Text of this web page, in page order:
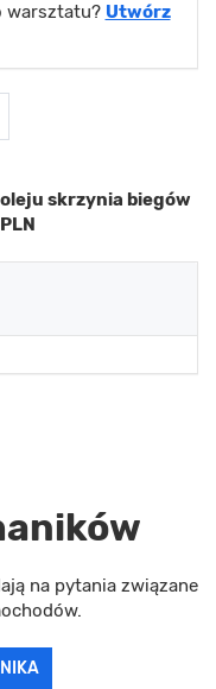
warsztatu? Utwórz
skrzynia biegów
na pytania związane